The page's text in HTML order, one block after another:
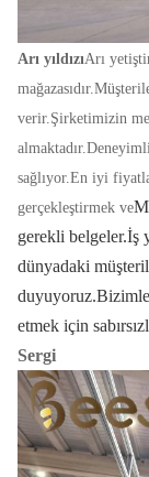
Arı yıldızıArı
verir.Şirketimizin
sağlıyor.En iyi
gerçekleştirmek ve
gerekli belgeler.İş
dünyadaki
etmek için
Sergi